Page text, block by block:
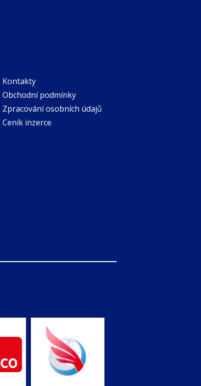
Kontakty
Obchodní podmínky
Zpracování osobních údajů
Ceník inzerce